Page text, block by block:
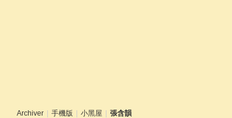
Archiver 手機版 小黑屋 張含韻